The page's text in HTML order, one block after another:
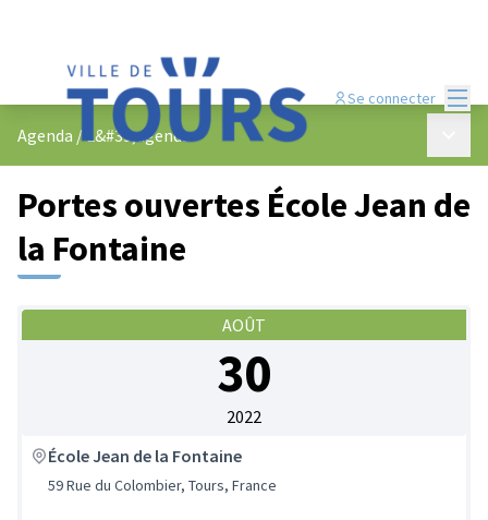
Se connecter
Agenda /L&#39;agenda
Portes ouvertes École Jean de
la Fontaine
AOÛT
30
2022
École Jean de la Fontaine
59 Rue du Colombier, Tours, France